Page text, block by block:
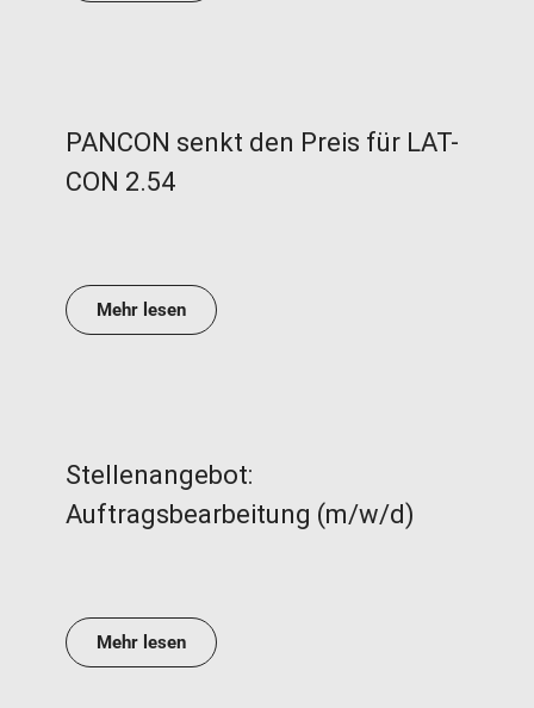
PANCON senkt den Preis für LAT-
CON 2.54
Mehr lesen
Stellenangebot:
Auftragsbearbeitung (m/w/d)
Mehr lesen